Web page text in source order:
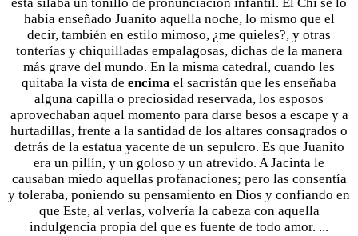
había enseñado Juanito aquella noche, lo mismo que el
decir, también en estilo mimoso, ¿me quieles?, y otras
tonterías y chiquilladas empalagosas, dichas de la manera
más grave del mundo. En la misma catedral, cuando les
quitaba la vista de encima el sacristán que les enseñaba
alguna capilla o preciosidad reservada, los esposos
aprovechaban aquel momento para darse besos a escape y a
hurtadillas, frente a la santidad de los altares consagrados o
detrás de la estatua yacente de un sepulcro. Es que Juanito
era un pillín, y un goloso y un atrevido. A Jacinta le
causaban miedo aquellas profanaciones; pero las consentía
y toleraba, poniendo su pensamiento en Dios y confiando en
que Este, al verlas, volvería la cabeza con aquella
indulgencia propia del que es fuente de todo amor. ...